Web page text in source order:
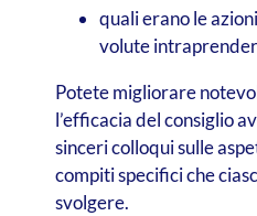
quali erano le
volute
Potete migliorare
l’efficacia del consiglio
sinceri colloqui sulle
compiti specifici che
svolgere.